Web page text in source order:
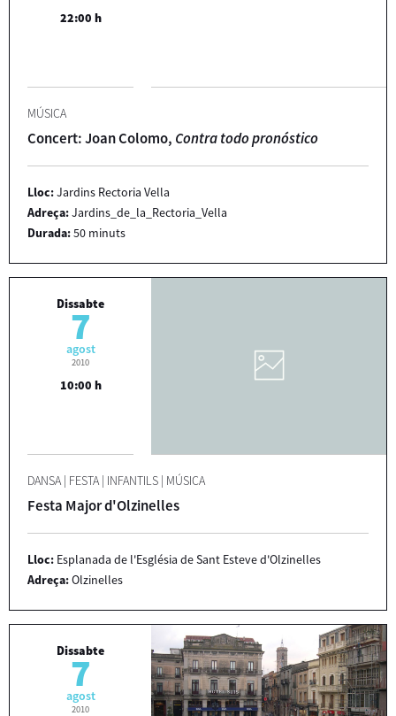
22:00 h
MÚSICA
Concert: Joan Colomo, Contra todo pronóstico
Lloc:Jardins Rectoria Vella
Adreça:Jardins_de_la_Rectoria_Vella
Durada:50 minuts
Dissabte
7
agost
2010
10:00 h
DANSA | FESTA | INFANTILS | MÚSICA
Festa Major d'Olzinelles
Lloc: Esplanada de l'Església de Sant Esteve d'Olzinelles
Adreça:Olzinelles
Dissabte
7
agost
2010